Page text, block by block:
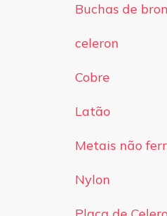
Buchas de
celeron
Cobre
Latão
Metais não
Nylon